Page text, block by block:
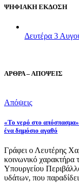
ΨΗΦΙΑΚΗ ΕΚΔΟΣΗ
Δευτέρα 3
ΑΡΘΡΑ – ΑΠΟΨΕΙΣ
Απόψεις
«Το νερό στο
ένα δημόσιο αγαθό
Γράφει ο Λευτέρης
κοινωνικό
Υπουργείου
υδάτων, που